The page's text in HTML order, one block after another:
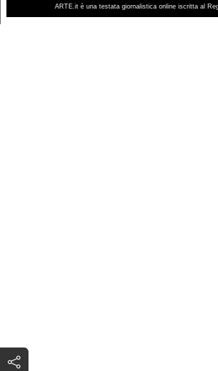
ARTE.it è una testata giornalistica online iscritta al